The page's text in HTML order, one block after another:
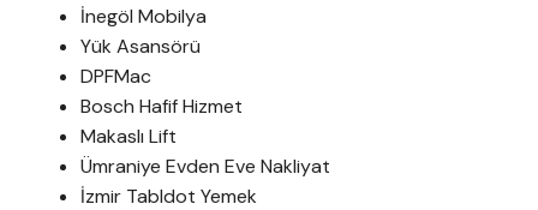
İnegöl Mobilya
Yük Asansörü
DPFMac
Bosch Hafif Hizmet
Makaslı Lift
Ümraniye Evden Eve Nakliyat
İzmir Tabldot Yemek